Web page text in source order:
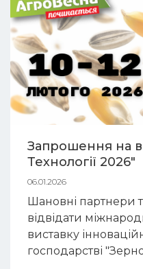
Запрошення на
Технології 2026"
06.01.2026
Шановні партнери
відвідати
виставку
господарстві